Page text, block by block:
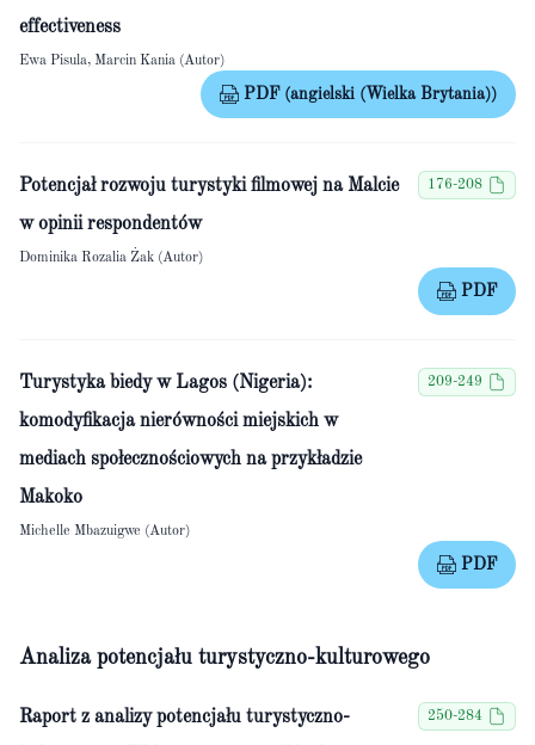
effectiveness
Ewa Pisula, Marcin Kania (Autor)
PDF (angielski (Wielka Brytania))
Potencjał rozwoju turystyki filmowej na Malcie
w opinii respondentów
176-208
Dominika Rozalia Żak (Autor)
PDF
Turystyka biedy w Lagos (Nigeria):
komodyfikacja nierówności miejskich w
mediach społecznościowych na przykładzie
Makoko
209-249
Michelle Mbazuigwe (Autor)
PDF
Analiza potencjału turystyczno-kulturowego
Raport z analizy potencjału turystyczno-
250-284